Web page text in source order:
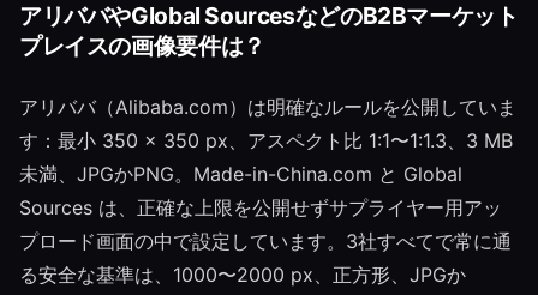
アリババやGlobal SourcesなどのB2Bマーケット
プレイスの画像要件は？
アリババ（Alibaba.com）は明確なルールを公開していま
す：最小 350 × 350 px、アスペクト比 1:1〜1:1.3、3 MB
未満、JPGかPNG。Made-in-China.com と Global
Sources は、正確な上限を公開せずサプライヤー用アッ
プロード画面の中で設定しています。3社すべてで常に通
る安全な基準は、1000〜2000 px、正方形、JPGか